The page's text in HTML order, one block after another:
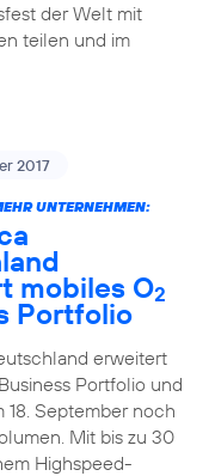
der Welt mit
teilen und im
2017
UNTERNEHMEN:
mobiles O2
Portfolio
erweitert
Portfolio und
18. September noch
Mit bis zu 30
Highspeed-